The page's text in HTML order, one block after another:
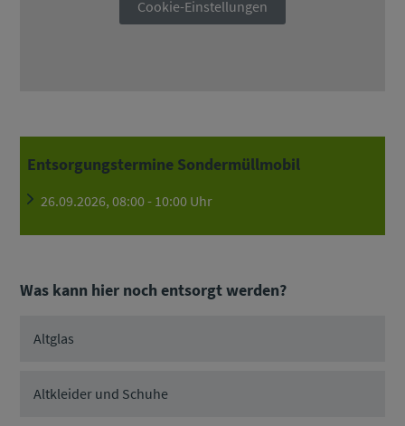
Cookie-Einstellungen
Entsorgungstermine Sondermüllmobil
26.09.2026, 08:00 - 10:00 Uhr
Was kann hier noch entsorgt werden?
Altglas
Altkleider und Schuhe